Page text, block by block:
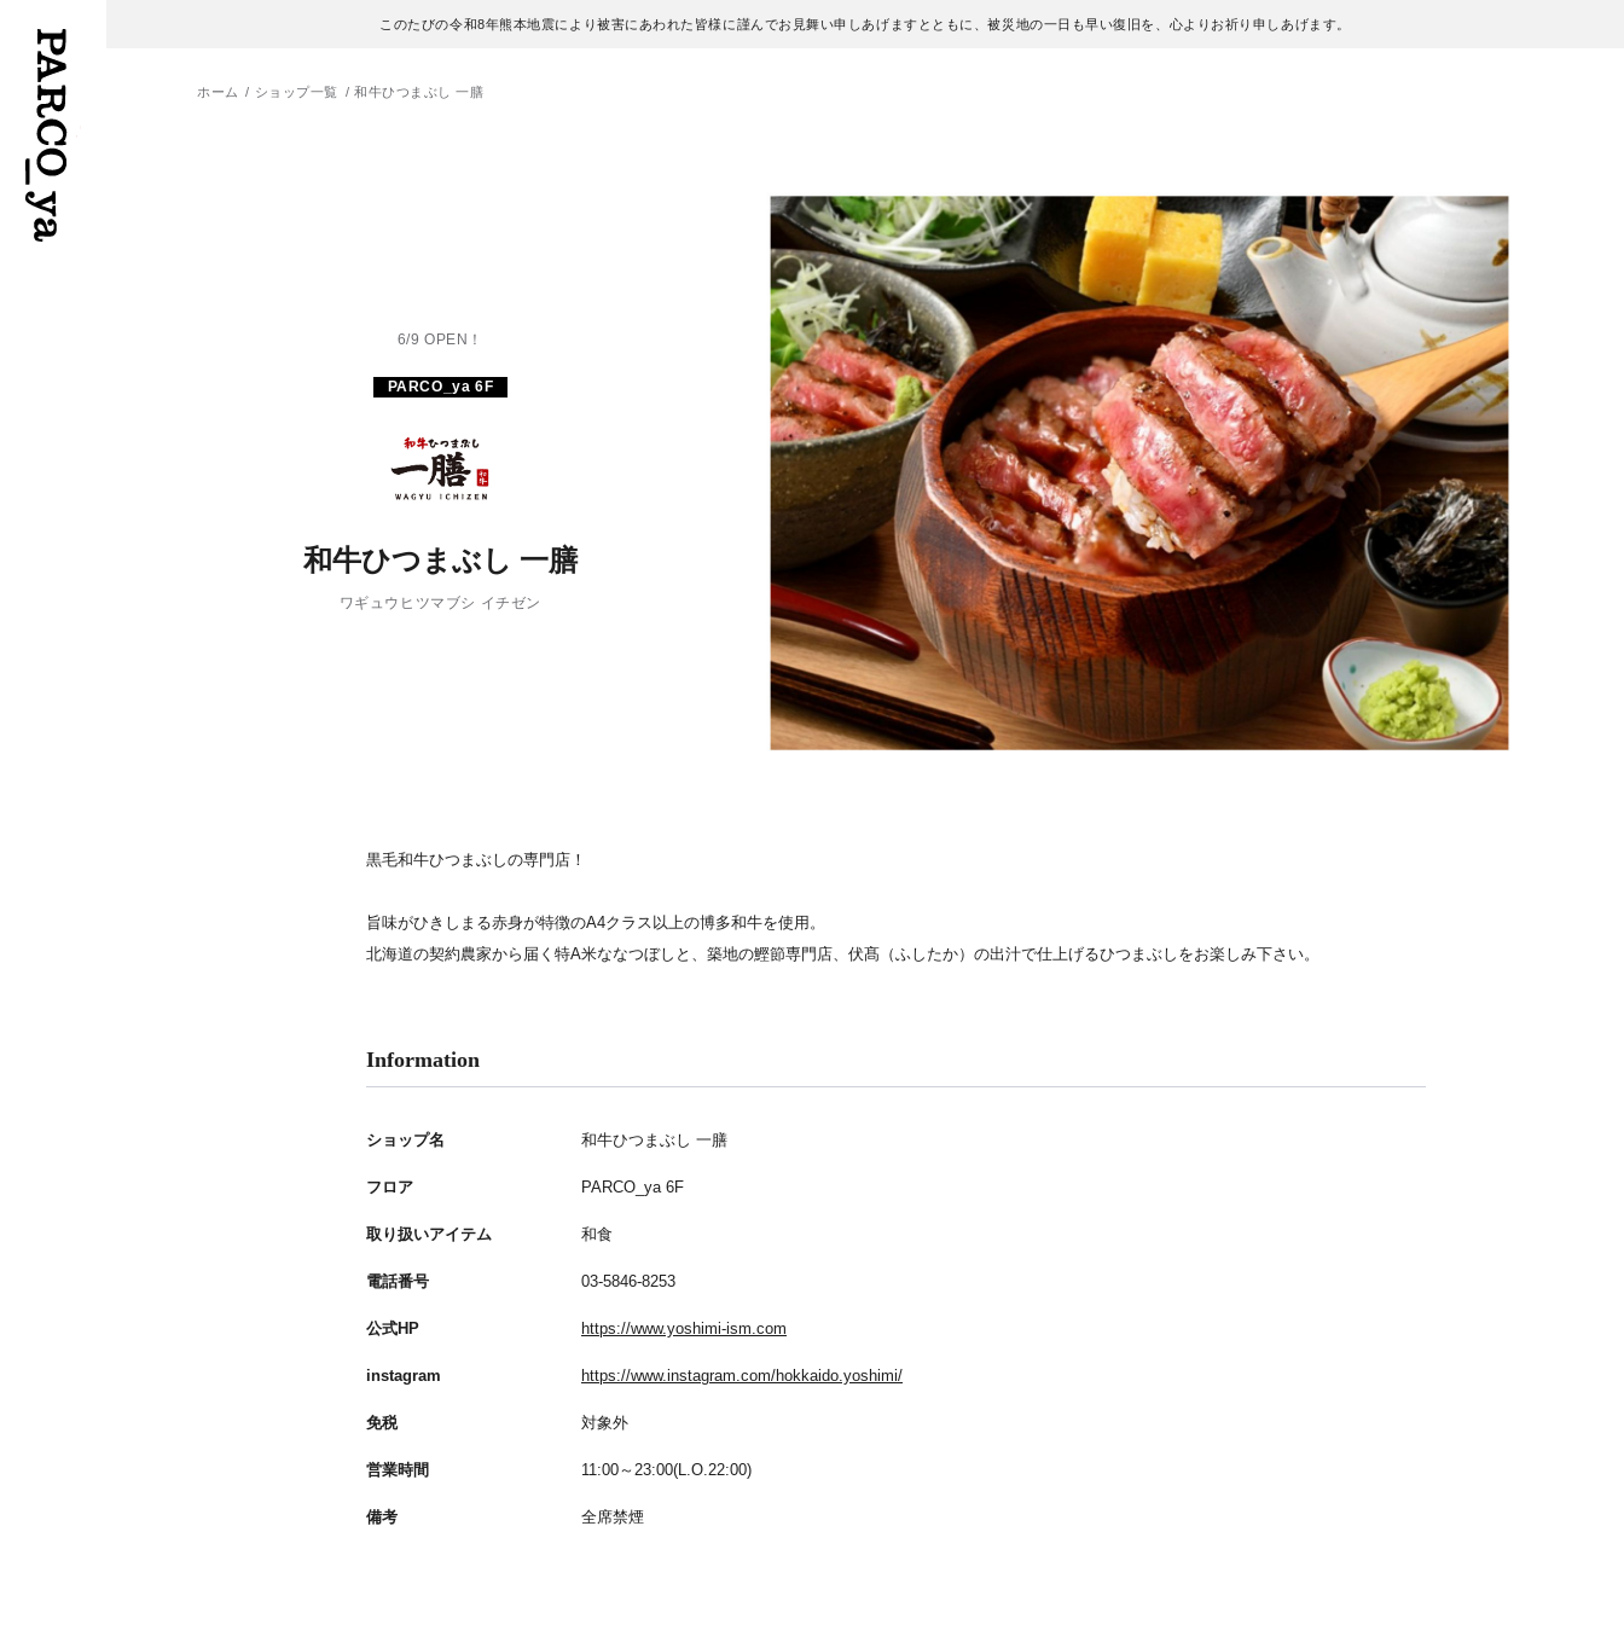
このたびの令和8年熊本地震により被害にあわれた皆様に謹んでお見舞い申しあげますとともに、被災地の一日も早い復旧を、心よりお祈り申しあげます。
ホーム ショップ一覧 和牛ひつまぶし 一膳
6/9 OPEN！
PARCO_ya 6F
和牛ひつまぶし 一膳
ワギュウヒツマブシ イチゼン
黒毛和牛ひつまぶしの専門店！
旨味がひきしまる赤身が特徴のA4クラス以上の博多和牛を使用。
北海道の契約農家から届く特A米ななつぼしと、築地の鰹節専門店、伏髙（ふしたか）の出汁で仕上げるひつまぶしをお楽しみ下さい。
Information
ショップ名 和牛ひつまぶし 一膳
フロア PARCO_ya 6F
取り扱いアイテム 和食
電話番号 03-5846-8253
公式HP https://www.yoshimi-ism.com
instagram https://www.instagram.com/hokkaido.yoshimi/
免税 対象外
営業時間 11:00～23:00(L.O.22:00)
備考 全席禁煙